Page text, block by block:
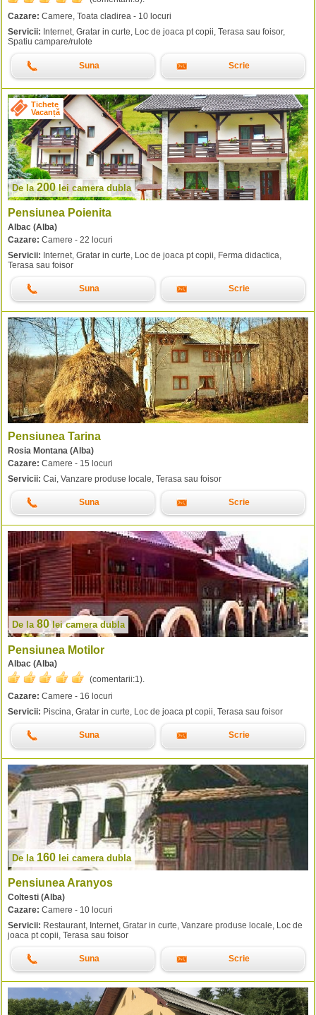
Cazare: Camere, Toata cladirea - 10 locuri
Servicii: Internet, Gratar in curte, Loc de joaca pt copii, Terasa sau foisor,
Spatiu campare/rulote
Suna Scrie
Tichete
Vacanță
De la200lei camera dubla
Pensiunea Poienita
Albac (Alba)
Cazare: Camere - 22 locuri
Servicii: Internet, Gratar in curte, Loc de joaca pt copii, Ferma didactica,
Terasa sau foisor
Suna Scrie
Pensiunea Tarina
Rosia Montana (Alba)
Cazare: Camere - 15 locuri
Servicii: Cai, Vanzare produse locale, Terasa sau foisor
Suna Scrie
De la 80leicamera dubla
Pensiunea Motilor
Albac (Alba)
(comentarii:1).
Cazare: Camere - 16 locuri
Servicii: Piscina, Gratar in curte, Loc de joaca pt copii, Terasa sau foisor
Suna Scrie
De la 160 lei camera dubla
Pensiunea Aranyos
Coltesti (Alba)
Cazare: Camere - 10 locuri
Servicii: Restaurant, Internet, Gratar in curte, Vanzare produse locale, Loc de
joaca pt copii, Terasa sau foisor
Suna Scrie